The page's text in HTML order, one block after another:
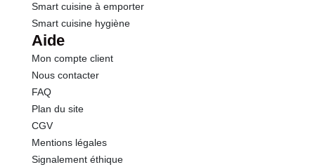
Smart cuisine à emporter
Smart cuisine hygiène
Aide
Mon compte client
Nous contacter
FAQ
Plan du site
CGV
Mentions légales
Signalement éthique